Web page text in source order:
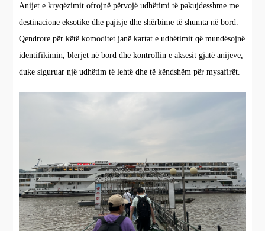
Anijet e kryqëzimit ofrojnë përvojë udhëtimi të pakujdesshme me
destinacione eksotike dhe pajisje dhe shërbime të shumta në bord.
Qendrore për këtë komoditet janë kartat e udhëtimit që mundësojnë
identifikimin, blerjet në bord dhe kontrollin e aksesit gjatë anijeve,
duke siguruar një udhëtim të lehtë dhe të këndshëm për mysafirët.